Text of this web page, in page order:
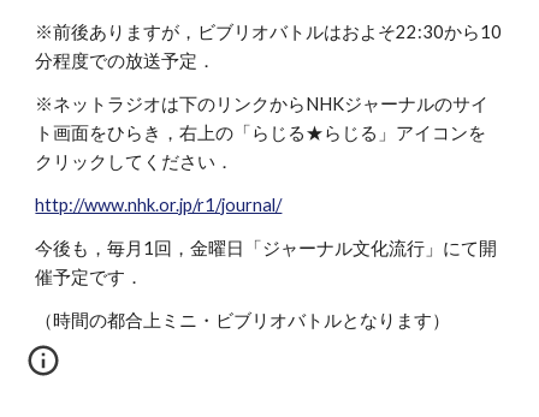
※前後ありますが，ビブリオバトルはおよそ22:30から10
分程度での放送予定．
※ネットラジオは下のリンクからNHKジャーナルのサイ
ト画面をひらき，右上の「らじる★らじる」アイコンを
クリックしてください．
http://www.nhk.or.jp/r1/journal/
今後も，毎月1回，金曜日「ジャーナル文化流行」にて開
催予定です．
（時間の都合上ミニ・ビブリオバトルとなります）